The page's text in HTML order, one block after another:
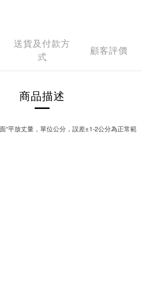
送貨及付款方
式
顧客評價
商品描述
“平放丈量，單位公分，誤差±1-2公分為正常範